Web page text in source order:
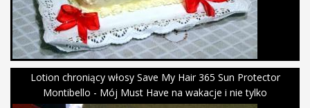
Lotion chroniący włosy Save My Hair 365 Sun Protector
Montibello - Mój Must Have na wakacje i nie tylko